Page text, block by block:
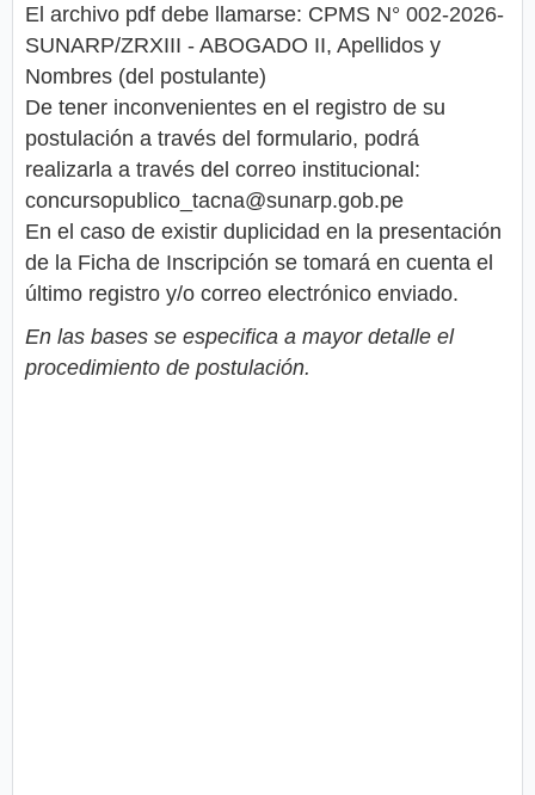
El archivo pdf debe llamarse: CPMS N° 002-2026-
SUNARP/ZRXIII - ABOGADO II, Apellidos y
Nombres (del postulante)
De tener inconvenientes en el registro de su
postulación a través del formulario, podrá
realizarla a través del correo institucional:
concursopublico_tacna@sunarp.gob.pe
En el caso de existir duplicidad en la presentación
de la Ficha de Inscripción se tomará en cuenta el
último registro y/o correo electrónico enviado.
En las bases se especifica a mayor detalle el
procedimiento de postulación.